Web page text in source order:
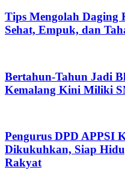
Tips Mengolah
Sehat, Empuk, dan
Bertahun-Tahun Jadi
Kemalang Kini Miliki
Pengurus DPD APPSI
Dikukuhkan, Siap
Rakyat